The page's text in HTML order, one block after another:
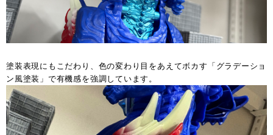
塗装表現にもこだわり、色の変わり目をあえてボカす「グラデーショ
ン風塗装」で有機感を強調しています。